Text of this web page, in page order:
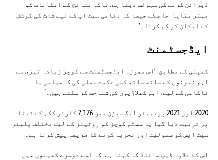
ڈیزائن کرنے کی سہولت دیتا ہے. تاکہ نتائج کے امکانات کو
بہتر بنایا. جا سکے جیسا کہ دفاعی سیٹ اپ کے لیے شاٹ کی کوشش
کے امکان کو کم کرنا۔‘
ایڈجسٹمنٹ
کمپنی کے مطابق: ’اس مجوزہ ایڈجسٹمنٹ سے کوچز زیادہ تیزی سے
اہم نمونوں کے ساتھ ساتھ کسی حکمت عملی کی کامیابی یا
ناکامی کے لیے. اہم کھلاڑیوں کی شناخت کر سکتے ہیں۔‘
2020 اور 2021 پریمیئر لیگ سیزن میں 7,176 کارنر کِکس کے ڈیٹا
پر تربیت دیا گیا یہ سسٹم کوچز کو روٹینز کے لیے مختلف پلیئر
سیٹ اپس کو سمولیٹ اور تجزیہ کرنے کا طریقہ پیش کرتا ہے۔
اس کے علاوہ ڈیپ مائنڈ کا کہنا ہے. کہ اسے دوسرے کھیلوں میں